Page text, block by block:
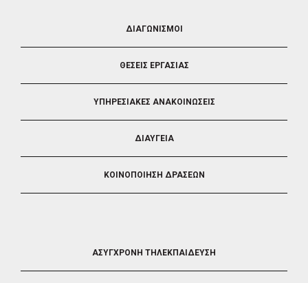
ΔΙΑΓΩΝΙΣΜΟΙ
ΘΕΣΕΙΣ ΕΡΓΑΣΙΑΣ
ΥΠΗΡΕΣΙΑΚΕΣ ΑΝΑΚΟΙΝΩΣΕΙΣ
ΔΙΑΥΓΕΙΑ
ΚΟΙΝΟΠΟΙΗΣΗ ΔΡΑΣΕΩΝ
ΑΣΥΓΧΡΟΝΗ ΤΗΛΕΚΠΑΙΔΕΥΣΗ